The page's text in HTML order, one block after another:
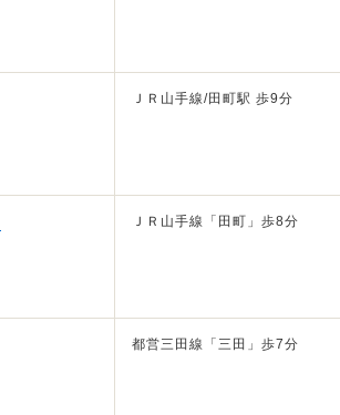
ＪＲ山手線/田町駅 歩9分
ＪＲ山手線「田町」歩8分
都営三田線「三田」歩7分